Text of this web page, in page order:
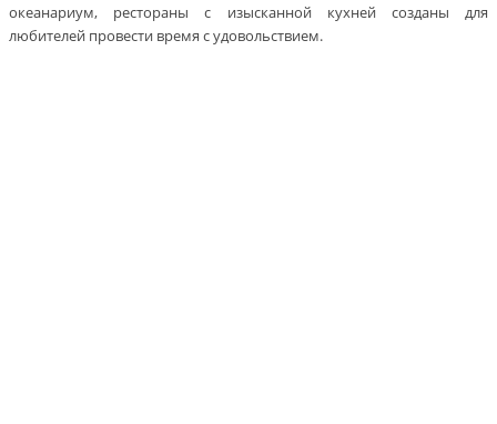
океанариум, рестораны с изысканной кухней созданы для
любителей провести время с удовольствием.